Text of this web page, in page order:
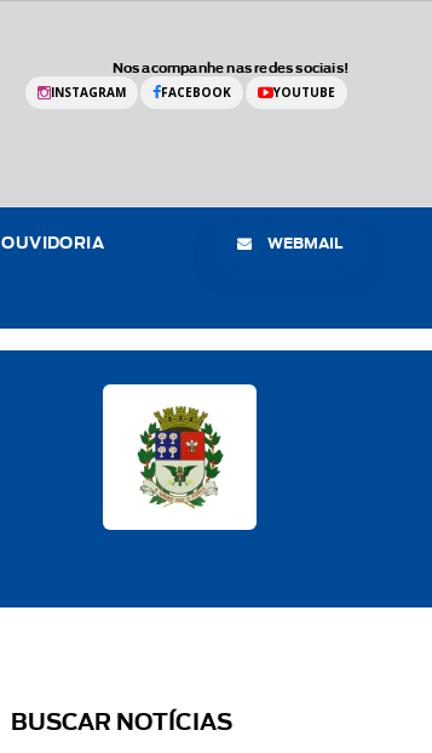
Nos acompanhe nas redes sociais!
INSTAGRAM FACEBOOK YOUTUBE
OUVIDORIA WEBMAIL
BUSCAR NOTÍCIAS